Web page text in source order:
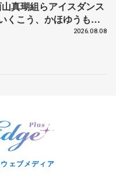
真瑚組らアイスダンス
こう、かほゆうも、
2026.08.08
ェブメディア